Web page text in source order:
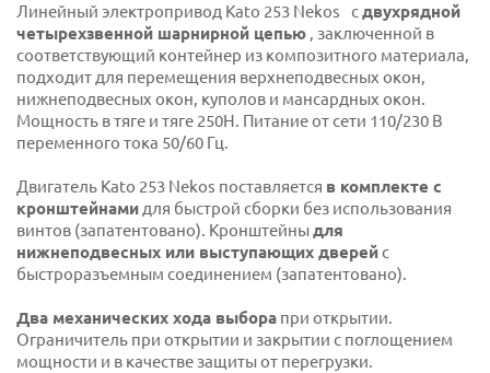
Линейный электропривод Kato 253 Nekos сдвухрядной
четырехзвенной шарнирной цепью , заключенной в
соответствующий контейнер из композитного материала,
подходит для перемещения верхнеподвесных окон,
нижнеподвесных окон, куполов и мансардных окон.
Мощность в тяге и тяге 250Н. Питание от сети 110/230 В
переменного тока 50/60 Гц.
Двигатель Kato 253 Nekos поставляется в комплекте с
кронштейнами для быстрой сборки без использования
винтов (запатентовано). Кронштейныдля
нижнеподвесных или выступающих дверейс
быстроразъемным соединением (запатентовано).
Два механических хода выбора при открытии.
Ограничитель при открытии и закрытии с поглощением
мощности и в качестве защиты от перегрузки.